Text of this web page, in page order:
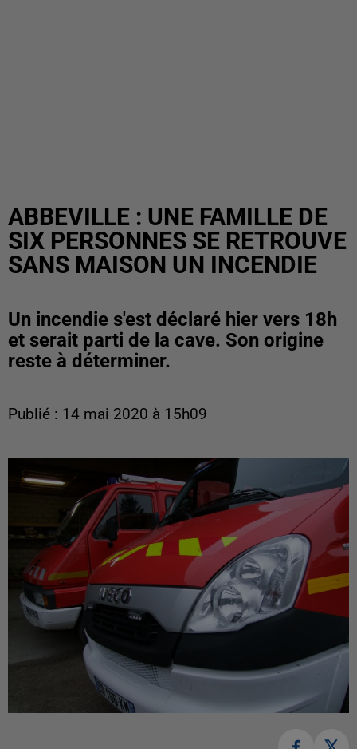
ABBEVILLE : UNE FAMILLE DE
SIX PERSONNES SE RETROUVE
SANS MAISON UN INCENDIE
Un incendie s'est déclaré hier vers 18h
et serait parti de la cave. Son origine
reste à déterminer.
Publié : 14 mai 2020 à 15h09